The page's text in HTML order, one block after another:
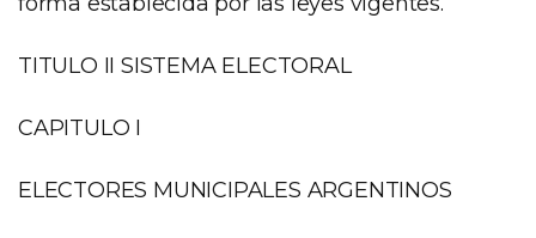
TITULO II SISTEMA ELECTORAL
CAPITULO I
ELECTORES MUNICIPALES ARGENTINOS